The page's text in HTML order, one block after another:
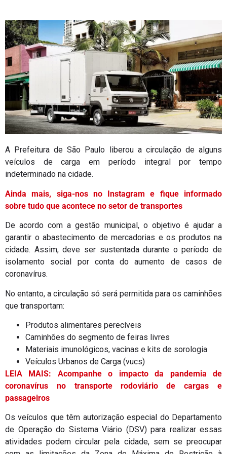
A Prefeitura de São Paulo liberou a circulação de alguns
veículos de carga em período integral por tempo
indeterminado na cidade.
Ainda mais, siga-nos no Instagram e fique informado
sobre tudo que acontece no setor de transportes
De acordo com a gestão municipal, o objetivo é ajudar a
garantir o abastecimento de mercadorias e os produtos na
cidade. Assim, deve ser sustentada durante o período de
isolamento social por conta do aumento de casos de
coronavírus.
No entanto, a circulação só será permitida para os caminhões
que transportam:
Produtos alimentares perecíveis
Caminhões do segmento de feiras livres
Materiais imunológicos, vacinas e kits de sorologia
Veículos Urbanos de Carga (vucs)
LEIA MAIS: Acompanhe o impacto da pandemia de
coronavírus no transporte rodoviário de cargas e
passageiros
Os veículos que têm autorização especial do Departamento
de Operação do Sistema Viário (DSV) para realizar essas
atividades podem circular pela cidade, sem se preocupar